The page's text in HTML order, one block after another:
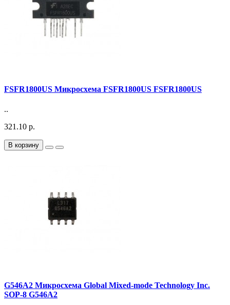
FSFR1800US Микросхема FSFR1800US FSFR1800US
..
321.10 р.
В корзину
G546A2 Микросхема Global Mixed-mode Technology Inc.
SOP-8 G546A2